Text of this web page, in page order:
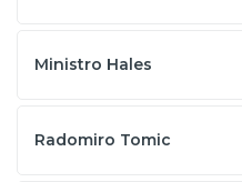
Ministro Hales
Radomiro Tomic